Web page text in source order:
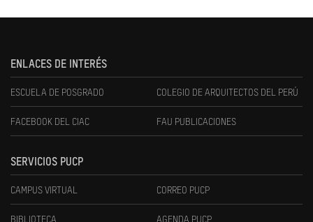
ENLACES DE INTERÉS
ESCUELA DE POSGRADO COLEGIO DE ARQUITECTOS DEL PERÚ
FACEBOOK DEL CIAC FAU PUBLICACIONES
SERVICIOS PUCP
CAMPUS VIRTUAL CORREO PUCP
BIBLIOTECA AGENDA PUCP